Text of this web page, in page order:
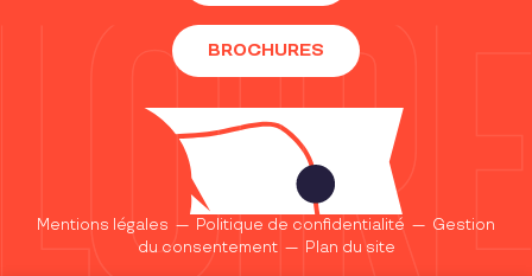
BROCHURES
Mentions légales — Politique de confidentialité — Gestion
du consentement— Plan du site